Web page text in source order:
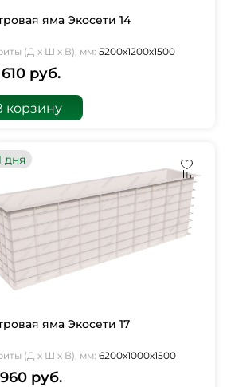
яма Экосети 14
(Д х Ш х В), мм: 5200х1200х1500
руб.
корзину
дня
яма Экосети 17
(Д х Ш х В), мм: 6200х1000х1500
руб.